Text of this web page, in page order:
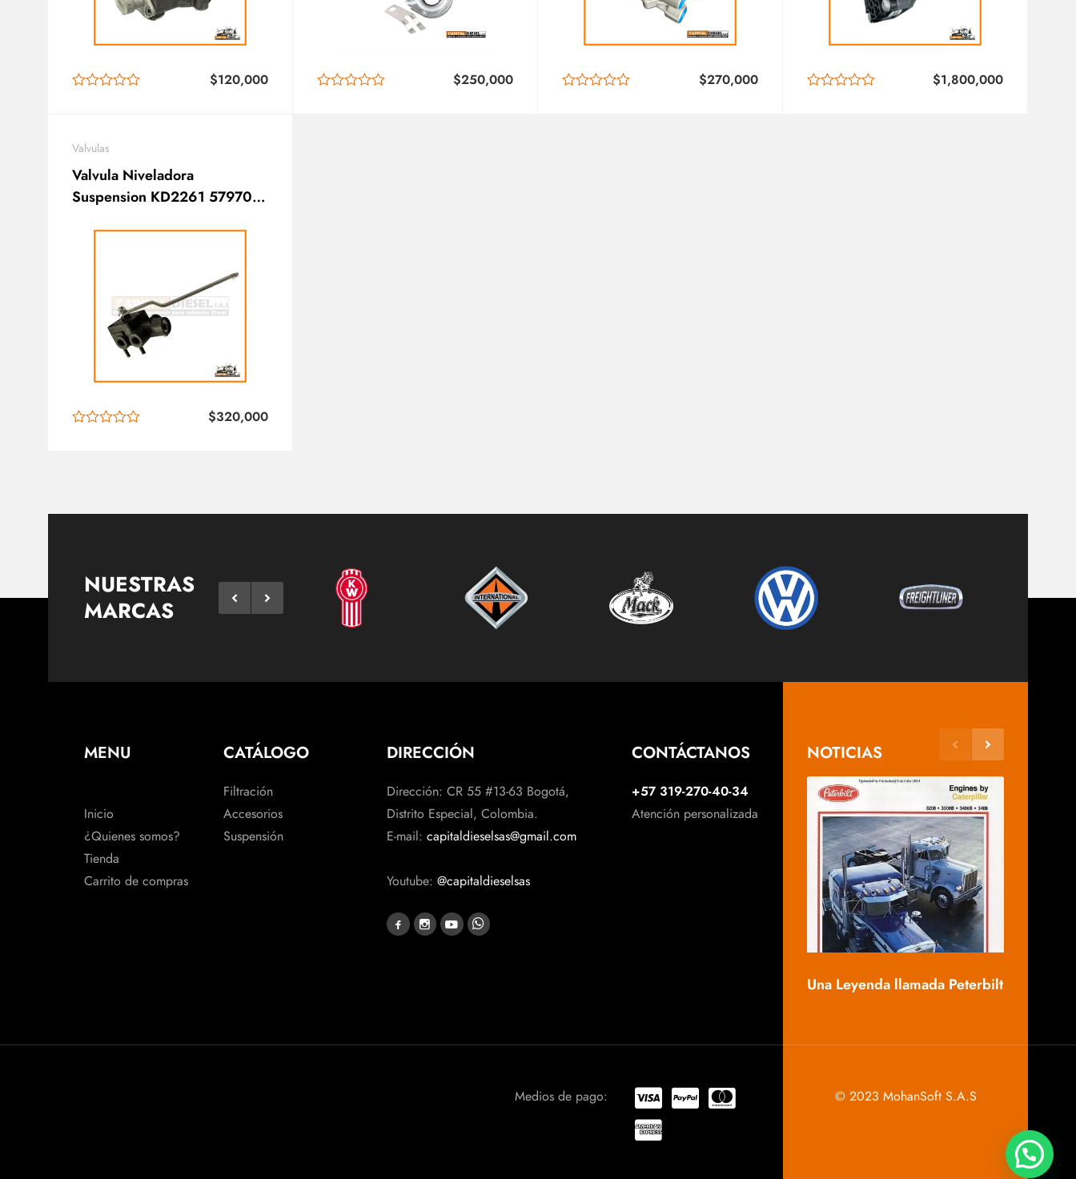
$120,000 $250,000 $270,000 $1,800,000
Valvulas
Valvula Niveladora
Suspension KD2261 579700-
$320,000
NUESTRAS
MARCAS
MENU
Inicio
¿Quienes somos?
Tienda
Carrito de compras
CATÁLOGO
Filtración
Accesorios
Suspensión
DIRECCIÓN
Dirección: CR 55 #13-63 Bogotá,
Distrito Especial, Colombia.
E-mail: capitaldieselsas@gmail.com
Youtube: @capitaldieselsas
CONTÁCTANOS
+57 319-270-40-34
Atención personalizada
NOTICIAS
Una Leyenda llamada Peterbilt
Medios de pago: © 2023 MohanSoft S.A.S